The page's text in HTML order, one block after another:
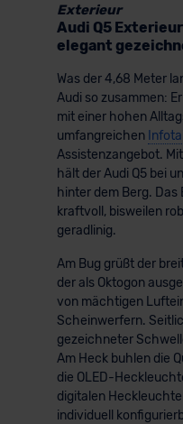
Exterieur
Audi Q5
elegant
Was der 4,68 Meter
Audi so zusammen:
mit einer hohen
umfangreichen
Assistenzangebot.
hält der Audi Q5 bei
hinter dem Berg.
kraftvoll, bisweilen
geradlinig.
Am Bug grüßt der
der als Oktogon
von mächtigen
Scheinwerfern.
gezeichneter
Am Heck buhlen die
die OLED-
digitalen
individuell